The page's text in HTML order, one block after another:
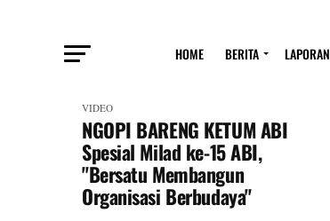
HOME BERITA LAPORAN
VIDEO
NGOPI BARENG KETUM ABI
Spesial Milad ke-15 ABI,
"Bersatu Membangun
Organisasi Berbudaya"